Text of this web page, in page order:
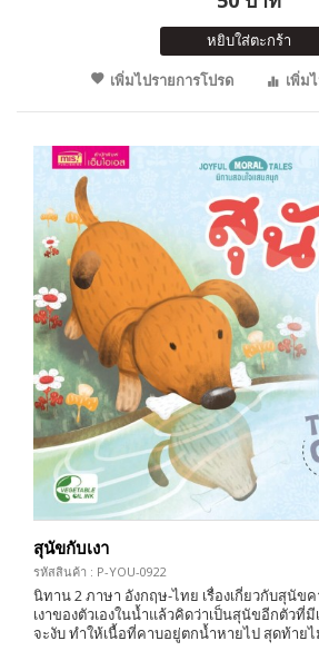
หยิบใส่ตะกร้า
เพิ่มไปรายการโปรด
เพิ่ม
สุนัขกับเงา
รหัสสินค้า : P-YOU-0922
นิทาน 2 ภาษา อังกฤษ-ไทย เรื่องเกี่ยวกับสุนัข
เงาของตัวเองในน้ำแล้วคิดว่าเป็นสุนัขอีกตัวที่
จะงับ ทำให้เนื้อที่คาบอยู่ตกน้ำหายไป สุดท้ายไ